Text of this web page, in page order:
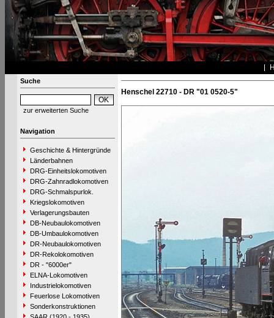
Suche
zur erweiterten Suche
Navigation
Geschichte & Hintergründe
Länderbahnen
DRG-Einheitslokomotiven
DRG-Zahnradlokomotiven
DRG-Schmalspurlok.
Kriegslokomotiven
Verlagerungsbauten
DB-Neubaulokomotiven
DB-Umbaulokomotiven
DR-Neubaulokomotiven
DR-Rekolokomotiven
DR - "6000er"
ELNA-Lokomotiven
Industrielokomotiven
Feuerlose Lokomotiven
Sonderkonstruktionen
Henschel 22710 - DR "01 0520-5"